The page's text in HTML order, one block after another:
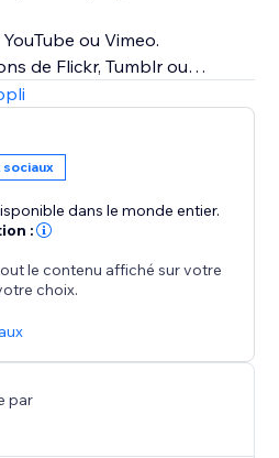
ou Vimeo.
de Flickr, Tumblr ou
un collage ou un curseur et
d’image. Optimiseur
!
vidéos et texte dans une
de messages et ajoutez
partage pour partager vos
avant de les ajouter à
sociaux
dans le monde entier.
:
le contenu affiché sur votre
choix.
par